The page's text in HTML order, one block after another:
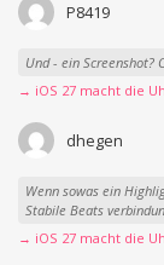
P8419
Und - ein Screenshot?
→ iOS 27 macht die
dhegen
Wenn sowas ein
Stabile Beats
→ iOS 27 macht die